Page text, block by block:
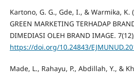
Kartono, G. G., Gde, I., & Warmika, K.
GREEN MARKETING TERHADAP
DIMEDIASI OLEH BRAND IMAGE.
https://doi.org/10.24843/
Made, L., Rahayu, P., Abdillah, Y., &